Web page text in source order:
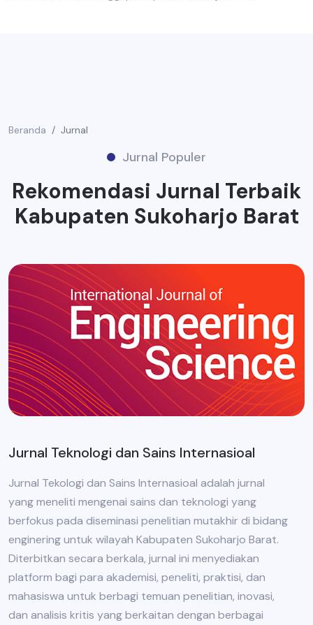
Beranda Jurnal
Jurnal Populer
Rekomendasi Jurnal Terbaik
Kabupaten Sukoharjo Barat
Jurnal Teknologi dan Sains Internasioal
Jurnal Tekologi dan Sains Internasioal adalah jurnal
yang meneliti mengenai sains dan teknologi yang
berfokus pada diseminasi penelitian mutakhir di bidang
enginering untuk wilayah Kabupaten Sukoharjo Barat.
Diterbitkan secara berkala, jurnal ini menyediakan
platform bagi para akademisi, peneliti, praktisi, dan
mahasiswa untuk berbagi temuan penelitian, inovasi,
dan analisis kritis yang berkaitan dengan berbagai